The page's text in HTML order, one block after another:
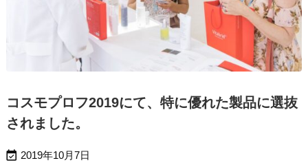
コスモプロフ2019にて、特に優れた製品に選抜
されました。
 2019年10月7日